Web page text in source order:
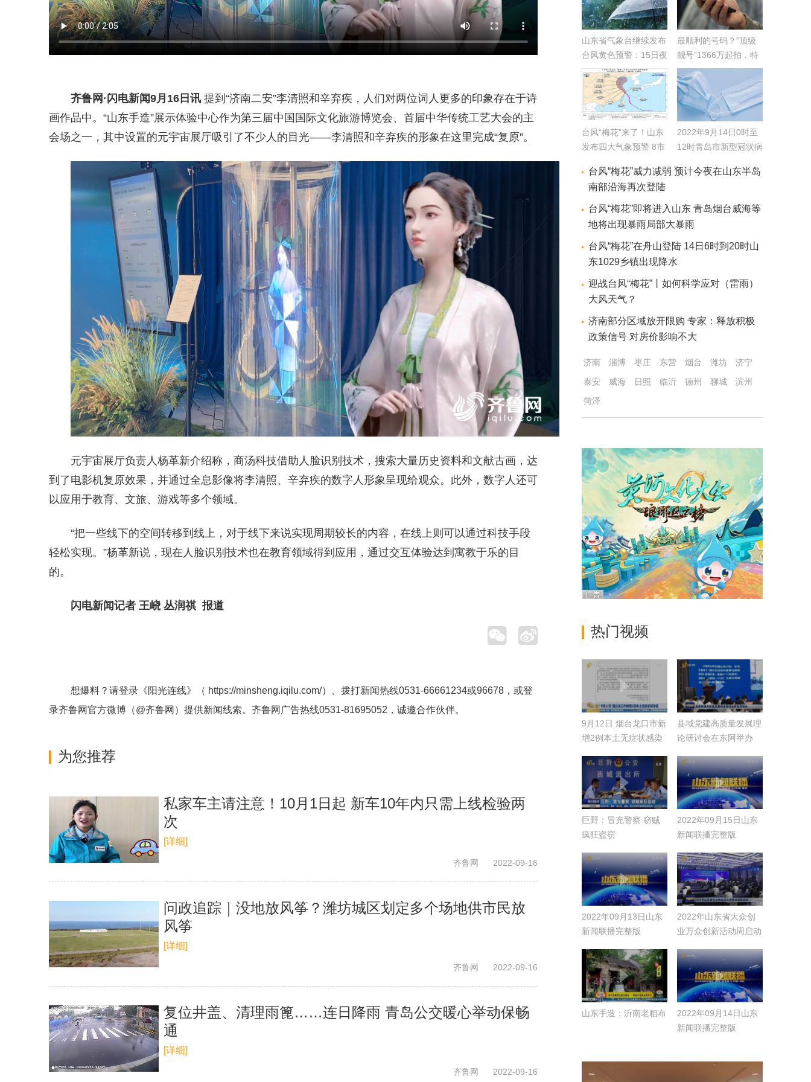
齐鲁网 ·闪电新闻9月16日讯提到“济南二安”李清照和辛弃疾，人们对两位词人更多的印象存在于诗
画作品中。“山东手造”展示体验中心作为第三届中国国际文化旅游博览会、首届中华传统工艺大会的主
会场之一，其中设置的元宇宙展厅吸引了不少人的目光——李清照和辛弃疾的形象在这里完成“复原”。
元宇宙展厅负责人杨革新介绍称，商汤科技借助人脸识别技术，搜索大量历史资料和文献古画，达
到了电影机复原效果，并通过全息影像将李清照、辛弃疾的数字人形象呈现给观众。此外，数字人还可
以应用于教育、文旅、游戏等多个领域。
“把一些线下的空间转移到线上，对于线下来说实现周期较长的内容，在线上则可以通过科技手段
轻松实现。”杨革新说，现在人脸识别技术也在教育领域得到应用，通过交互体验达到寓教于乐的目
的。
闪电新闻记者 王峣 丛润祺 报道
想爆料？请登录《阳光连线》（ https://minsheng.iqilu.com/）、拨打新闻热线0531-66661234或96678，或登
录齐鲁网官方微博（@齐鲁网 ）提供新闻线索。齐鲁网广告热线0531-81695052 ，诚邀合作伙伴。
为您推荐
私家车主请注意！10月1日起 新车10年内只需上线检验两
次
[详细]
齐鲁网 2022-09-16
问政追踪｜没地放风筝？潍坊城区划定多个场地供市民放
风筝
[详细]
齐鲁网 2022-09-16
复位井盖、清理雨篦……连日降雨 青岛公交暖心举动保畅
通
[详细]
齐鲁网 2022-09-16
山东省气象台继续发布
台风黄色预警：15日夜
间或将再登山东沿海
多地将有暴雨
最顺利的号码？“顶级
靓号”1366万起拍，特
别注明亮了
台风“梅花”来了！山东
发布四大气象预警 8市
2022年9月14日0时至
12时青岛市新型冠状病
台风“梅花”威力减弱 预计今夜在山东半岛
南部沿海再次登陆
台风“梅花”即将进入山东 青岛烟台威海等
地将出现暴雨局部大暴雨
台风“梅花”在舟山登陆 14日6时到20时山
东1029乡镇出现降水
迎战台风“梅花”丨如何科学应对（雷雨）
大风天气？
济南部分区域放开限购 专家：释放积极
政策信号 对房价影响不大
济南 淄博 枣庄 东营 烟台 潍坊
济宁
泰安
威海 日照 临沂 德州 聊城
滨州
菏泽
热门视频
9月12日 烟台龙口市新
增2例本土无症状感染
县域党建高质量发展理
论研讨会在东阿举办
巨野：冒充警察 窃贼
疯狂盗窃
2022年09月15日山东
新闻联播完整版
2022年09月13日山东
新闻联播完整版
2022年山东省大众创
业万众创新活动周启动
山东手造：沂南老粗布
2022年09月14日山东
新闻联播完整版